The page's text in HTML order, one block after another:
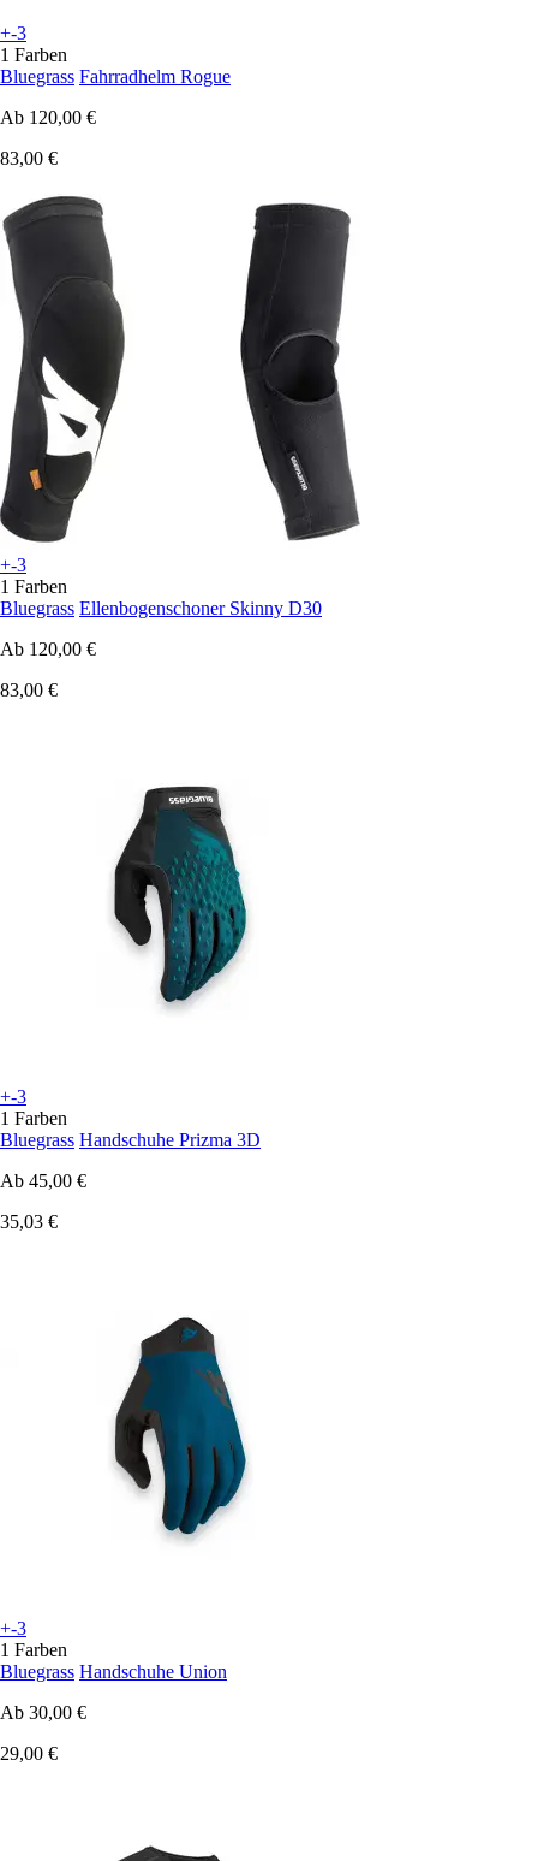
+-3
1 Farben
Bluegrass Fahrradhelm Rogue
Ab 120,00 €
83,00 €
+-3
1 Farben
Bluegrass Ellenbogenschoner Skinny D30
Ab 120,00 €
83,00 €
+-3
1 Farben
Bluegrass Handschuhe Prizma 3D
Ab 45,00 €
35,03 €
+-3
1 Farben
Bluegrass Handschuhe Union
Ab 30,00 €
29,00 €